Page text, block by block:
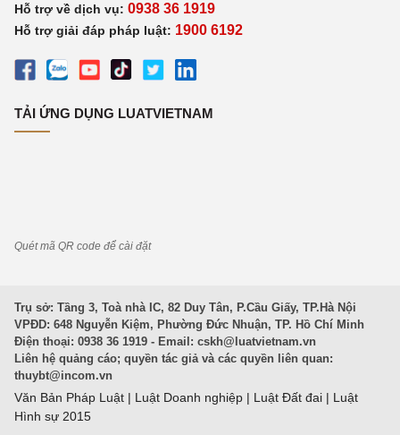
Hỗ trợ về dịch vụ: 0938 36 1919
Hỗ trợ giải đáp pháp luật: 1900 6192
TẢI ỨNG DỤNG LUATVIETNAM
Quét mã QR code để cài đặt
Trụ sở: Tầng 3, Toà nhà IC, 82 Duy Tân, P.Cầu Giấy, TP.Hà Nội
VPĐD: 648 Nguyễn Kiệm, Phường Đức Nhuận, TP. Hồ Chí Minh
Điện thoại: 0938 36 1919 - Email: cskh@luatvietnam.vn
Liên hệ quảng cáo; quyền tác giả và các quyền liên quan:
thuybt@incom.vn
Văn Bản Pháp Luật | Luật Doanh nghiệp | Luật Đất đai | Luật
Hình sự 2015